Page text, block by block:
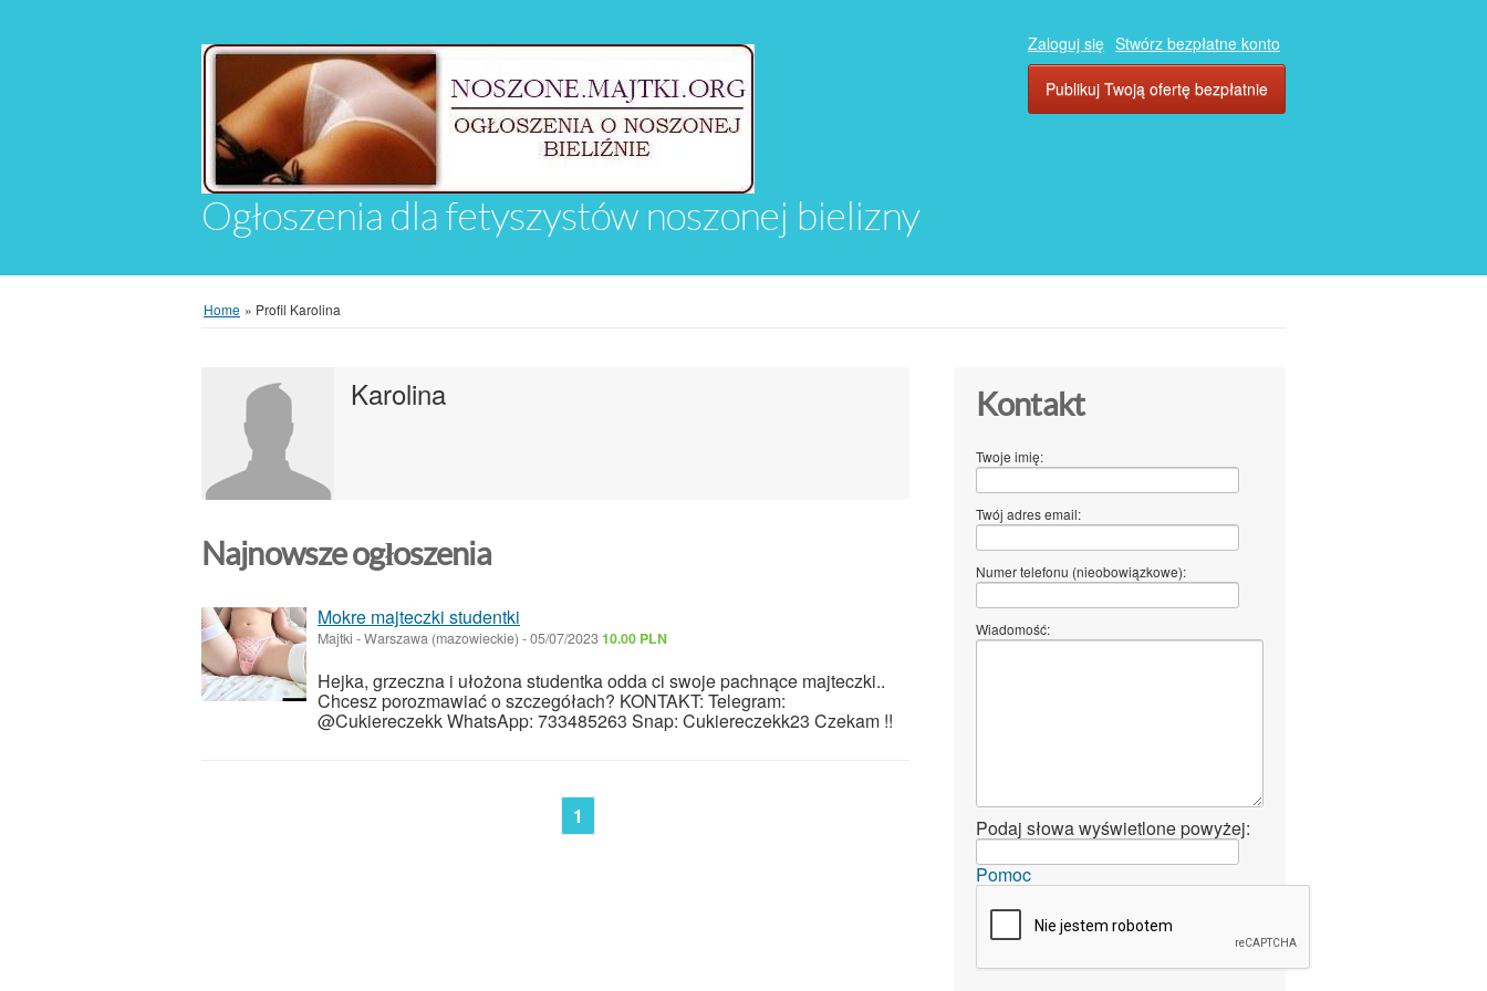
Ogłoszenia dla fetyszystów noszonej bielizny
Zaloguj się Stwórz bezpłatne konto
Publikuj Twoją ofertę bezpłatnie
Home » Profil Karolina
Karolina
Najnowsze ogłoszenia
Mokre majteczki studentki
Majtki -Warszawa (mazowieckie) -05/07/202310.00 PLN
Hejka, grzeczna i ułożona studentka odda ci swoje pachnące majteczki..
Chcesz porozmawiać o szczegółach? KONTAKT: Telegram:
@Cukiereczekk WhatsApp: 733485263 Snap: Cukiereczekk23 Czekam !!
1
Kontakt
Twoje imię:
Twój adres email:
Numer telefonu (nieobowiązkowe):
Wiadomość:
Podaj słowa wyświetlone powyżej:
Pomoc